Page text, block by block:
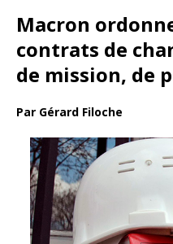
Macron
contrats de
de mission, de
Par Gérard Filoche